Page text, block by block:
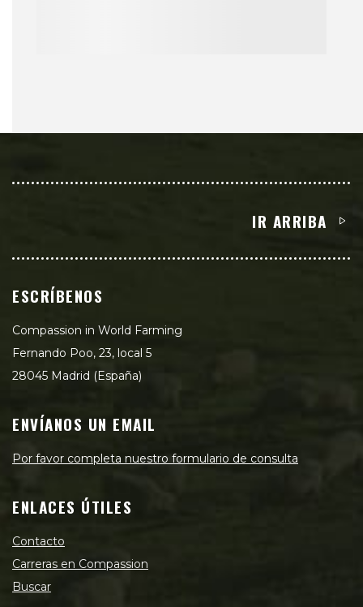
IR ARRIBA
ESCRÍBENOS
Compassion in World Farming
Fernando Poo, 23, local 5
28045 Madrid (España)
ENVÍANOS UN EMAIL
Por favor completa nuestro formulario de consulta
ENLACES ÚTILES
Contacto
Carreras en Compassion
Buscar